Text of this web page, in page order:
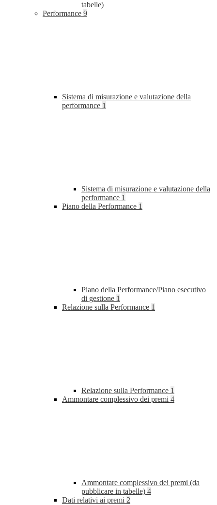
tabelle)
Performance 9
Sistema di misurazione e valutazione della
performance 1
Sistema di misurazione e valutazione della
performance 1
Piano della Performance 1
Piano della Performance/Piano esecutivo
di gestione 1
Relazione sulla Performance 1
Relazione sulla Performance 1
Ammontare complessivo dei premi 4
Ammontare complessivo dei premi (da
pubblicare in tabelle) 4
Dati relativi ai premi 2